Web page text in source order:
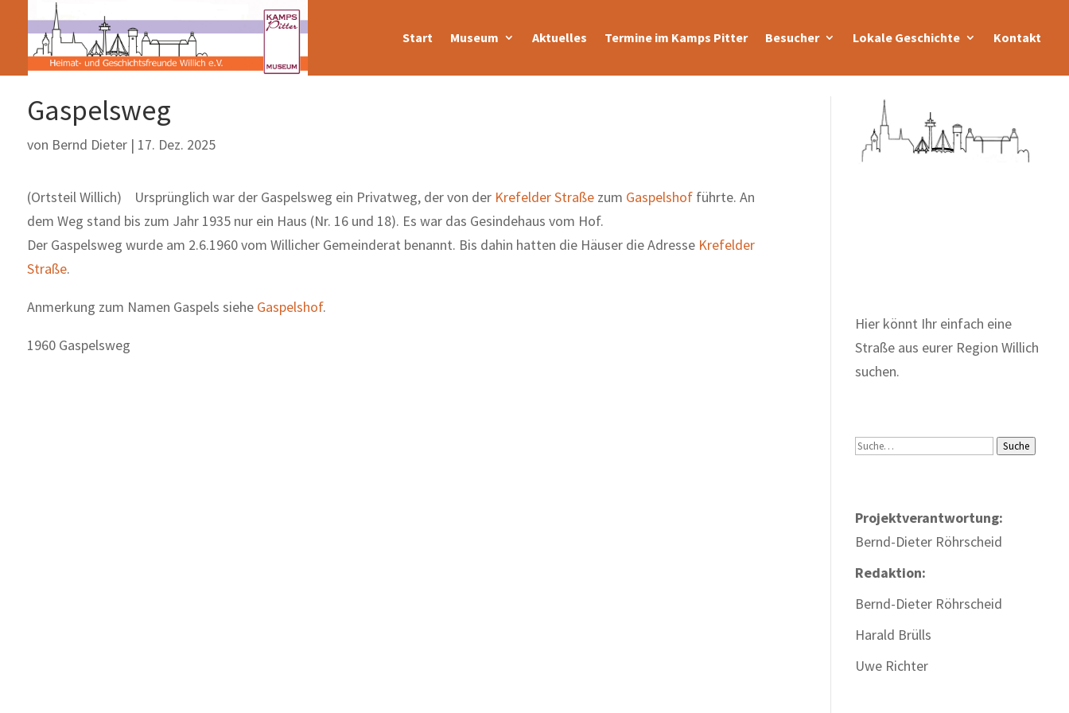
Start Museum Aktuelles Termine im Kamps Pitter Besucher Lokale Geschichte Kontakt
Gaspelsweg
von Bernd Dieter| 17. Dez. 2025
(Ortsteil Willich) Ursprünglich war der Gaspelsweg ein Privatweg, der von der Krefelder Straßezum Gaspelshofführte. An
dem Weg stand bis zum Jahr 1935 nur ein Haus (Nr. 16 und 18). Es war das Gesindehaus vom Hof.
Der Gaspelsweg wurde am 2.6.1960 vom Willicher Gemeinderat benannt. Bis dahin hatten die Häuser die Adresse Krefelder
Straße.
Anmerkung zum Namen Gaspels siehe Gaspelshof.
1960 Gaspelsweg
Hier könnt Ihr einfach eine
Straße aus eurer Region Willich
suchen.
Suche Suche
Projektverantwortung:
Bernd-Dieter Röhrscheid
Redaktion:
Bernd-Dieter Röhrscheid
Harald Brülls
Uwe Richter